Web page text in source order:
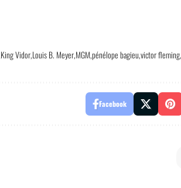
King VidorLouis B. MeyerMGMpénélope bagieuvictor fleming
Facebook